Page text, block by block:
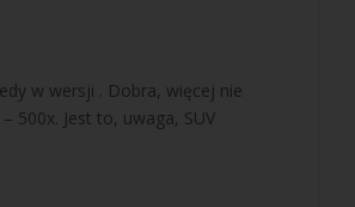
w wersji . Dobra, więcej nie
500x. Jest to, uwaga, SUV